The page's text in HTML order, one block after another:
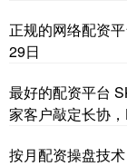
正规的网络配资
29日
最好的配资平台
家客户敲定长协
按月配资操盘技